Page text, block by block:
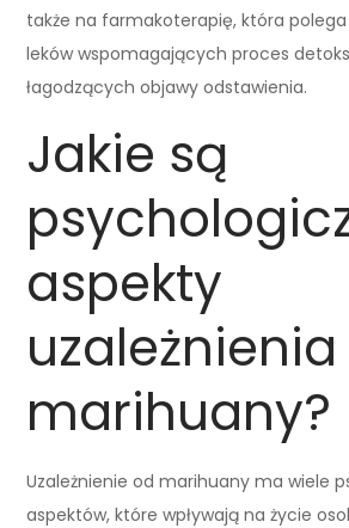
także na farmakoterapię, która
leków wspomagających proces
łagodzących objawy odstawienia.
Jakie są
aspekty
marihuany?
Uzależnienie od marihuany ma wiele
aspektów, które wpływają na życie